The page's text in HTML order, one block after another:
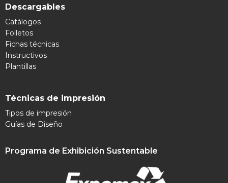
Descargables
Catálogos
Folletos
Fichas técnicas
Instructivos
Plantillas
Técnicas de impresión
Tipos de impresión
Guías de Diseño
Programa de Exhibición Sustentable